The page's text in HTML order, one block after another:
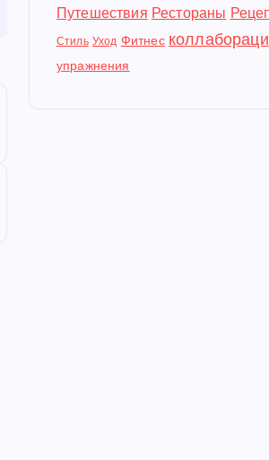
Путешествия Рестораны
Стиль Уход Фитнес
упражнения